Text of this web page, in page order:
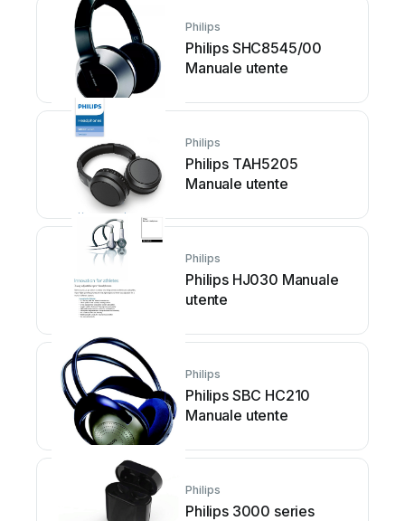
Philips
Philips SHC8545/00
Manuale utente
Philips
Philips TAH5205
Manuale utente
Philips
Philips HJ030 Manuale
utente
Philips
Philips SBC HC210
Manuale utente
Philips
Philips 3000 series